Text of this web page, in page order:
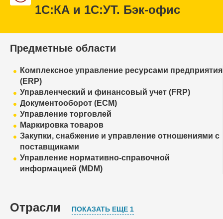
1С:КА и 1С:УТ. Бэк-офис
Предметные области
Комплексное управление ресурсами предприятия
(ERP)
Управленческий и финансовый учет (FRP)
Документооборот (ECM)
Управление торговлей
Маркировка товаров
Закупки, снабжение и управление отношениями с
поставщиками
Управление нормативно-справочной
информацией (MDM)
Отрасли ПОКАЗАТЬ ЕЩЕ 1